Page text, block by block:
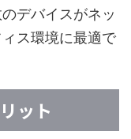
デバイスがネッ
ス環境に最適で
ット